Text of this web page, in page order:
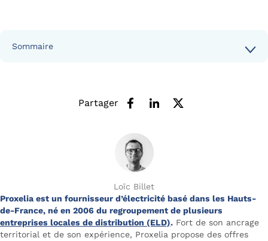
Sommaire
Partager
Loïc Billet
Proxelia est un fournisseur d’électricité basé dans les Hauts-
de-France, né en 2006 du regroupement de plusieurs
entreprises locales de distribution (ELD). Fort de son ancrage
territorial et de son expérience, Proxelia propose des offres